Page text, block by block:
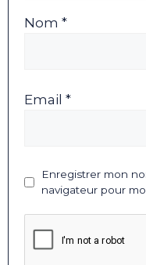
Nom *
Email *
Enregistrer mon
navigateur pour